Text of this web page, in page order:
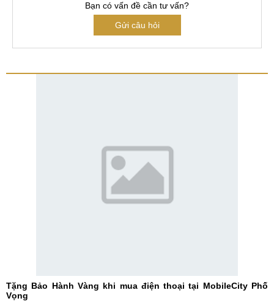
Bạn có vấn đề cần tư vấn?
Gửi câu hỏi
Tặng Bảo Hành Vàng khi mua điện thoại tại MobileCity Phố
Vọng